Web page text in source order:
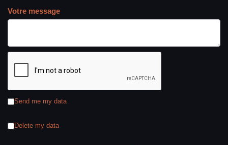
Votre message
Send me my data
Delete my data